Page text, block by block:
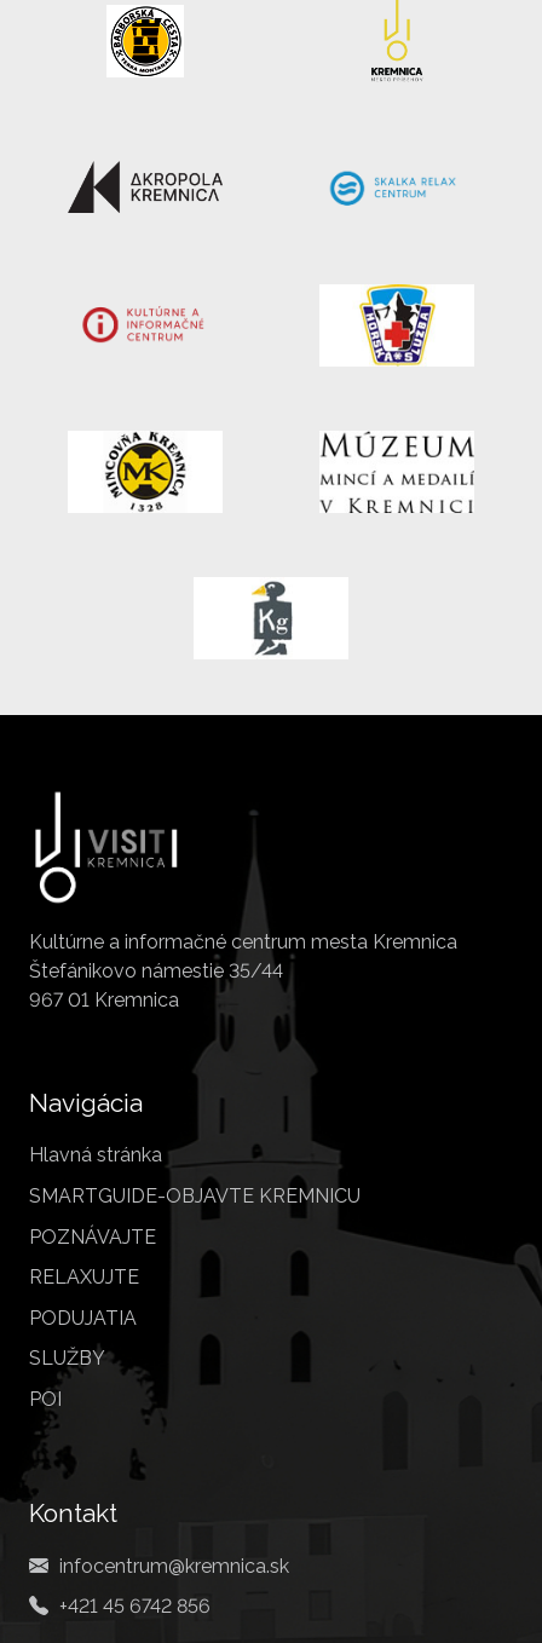
Kultúrne a informačné centrum mesta Kremnica
Štefánikovo námestie 35/44
967 01 Kremnica
Navigácia
Hlavná stránka
SMARTGUIDE-OBJAVTE KREMNICU
POZNÁVAJTE
RELAXUJTE
PODUJATIA
SLUŽBY
POI
Kontakt
infocentrum@kremnica.sk
+421 45 6742 856